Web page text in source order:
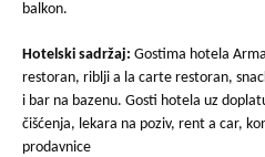
balkon.
Hotelski sadržaj: Gostima hotela
restoran, riblji a la carte restoran,
i bar na bazenu. Gosti hotela uz
čišćenja, lekara na poziv, rent a car,
prodavnice